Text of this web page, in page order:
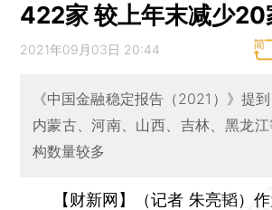
422家 较上年末减少20
2021年09月03日 20:44
《中国金融稳定报告（2021）》提到
内蒙古、河南、山西、吉林、黑龙
构数量较多
【财新网】（记者 朱亮韬）